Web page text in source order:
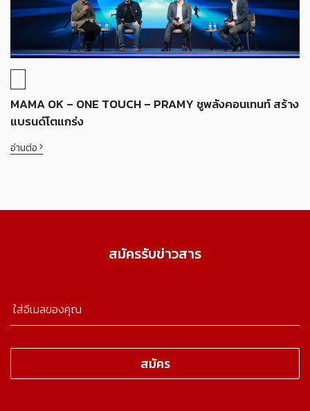
MAMA OK – ONE TOUCH – PRAMY ชูพลังคอนเทนท์ สร้าง
แบรนด์โตแกร่ง
อ่านต่อ
สมัครรับข่าวสาร